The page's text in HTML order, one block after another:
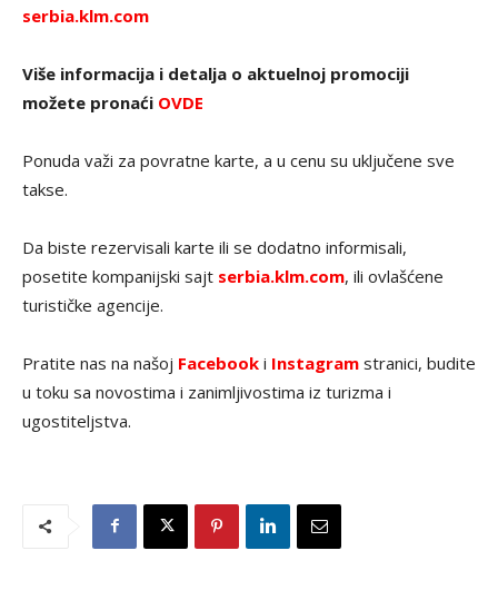
serbia.klm.com
Više informacija i detalja o aktuelnoj promociji
možete pronaći OVDE
Ponuda važi za povratne karte, a u cenu su uključene sve
takse.
Da biste rezervisali karte ili se dodatno informisali,
posetite kompanijski sajt serbia.klm.com, ili ovlašćene
turističke agencije.
Pratite nas na našoj Facebook i Instagram stranici, budite
u toku sa novostima i zanimljivostima iz turizma i
ugostiteljstva.